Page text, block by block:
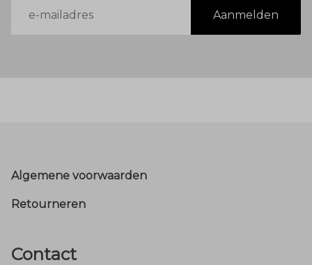
mailadres
Aanmelden
Footer
Algemene voorwaarden
Retourneren
Contact